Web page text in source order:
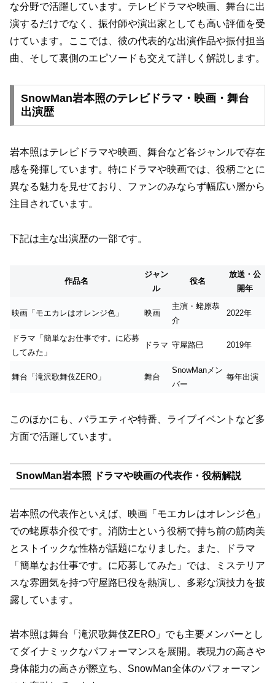
な分野で活躍しています。テレビドラマや映画、舞台に出
演するだけでなく、振付師や演出家としても高い評価を受
けています。ここでは、彼の代表的な出演作品や振付担当
曲、そして裏側のエピソードも交えて詳しく解説します。
SnowMan岩本照のテレビドラマ・映画・舞台
出演歴
岩本照はテレビドラマや映画、舞台など各ジャンルで存在
感を発揮しています。特にドラマや映画では、役柄ごとに
異なる魅力を見せており、ファンのみならず幅広い層から
注目されています。
下記は主な出演歴の一部です。
作品名
ジャン
ル
役名
放送・公
開年
映画「モエカレはオレンジ色」 映画
主演・蛯原恭
介
2022年
ドラマ「簡単なお仕事です。に応募
してみた」
ドラマ 守屋路巳 2019年
舞台「滝沢歌舞伎ZERO」 舞台
SnowManメン
バー
毎年出演
このほかにも、バラエティや特番、ライブイベントなど多
方面で活躍しています。
SnowMan岩本照 ドラマや映画の代表作・役柄解説
岩本照の代表作といえば、映画「モエカレはオレンジ色」
での蛯原恭介役です。消防士という役柄で持ち前の筋肉美
とストイックな性格が話題になりました。また、ドラマ
「簡単なお仕事です。に応募してみた」では、ミステリア
スな雰囲気を持つ守屋路巳役を熱演し、多彩な演技力を披
露しています。
岩本照は舞台「滝沢歌舞伎ZERO」でも主要メンバーとし
てダイナミックなパフォーマンスを展開。表現力の高さや
身体能力の高さが際立ち、SnowMan全体のパフォーマン